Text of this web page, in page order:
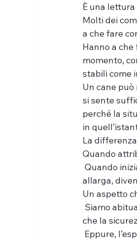
È una
Molti dei
a che fare
Hanno a
momento,
stabili come
Un cane
si sente
perché la
in
La
Quando
Quando
allarga,
Un aspetto
Siamo
che la
Eppure,